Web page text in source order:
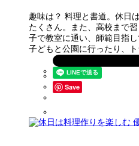
趣味は？ 料理と書道。休日
たくさん。また、高校まで
子で教室に通い、師範目指
子どもと公園に行ったり、
Save